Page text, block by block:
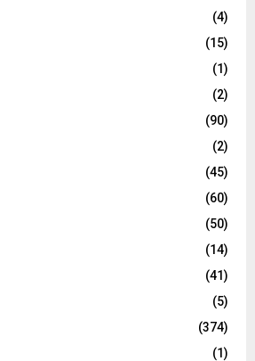
(4)
(15)
(1)
(2)
(90)
(2)
(45)
(60)
(50)
(14)
(41)
(5)
(374)
(1)